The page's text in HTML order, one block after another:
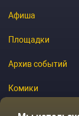
Афиша
Площадки
Архив событий
Комики
Журнал